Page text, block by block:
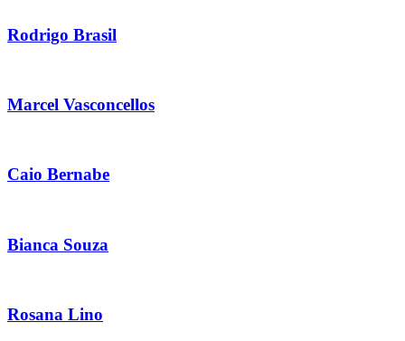
Rodrigo Brasil
Marcel Vasconcellos
Caio Bernabe
Bianca Souza
Rosana Lino